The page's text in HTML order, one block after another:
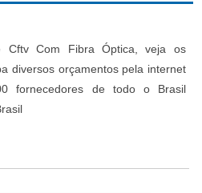
Cftv Com Fibra Óptica, veja os
diversos orçamentos pela internet
fornecedores de todo o Brasil